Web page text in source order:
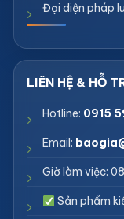
Đại diện pháp
Hotline: 0915
Email:
Giờ làm việc:
Sản phẩm